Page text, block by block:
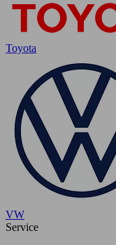
Toyota
VW
Service